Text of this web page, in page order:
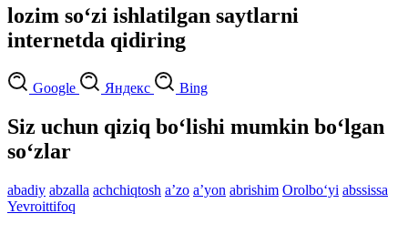
lozim so‘zi ishlatilgan saytlarni
internetda qidiring
Google Яндекс Bing
Siz uchun qiziq bo‘lishi mumkin bo‘lgan
so‘zlar
abadiy abzalla achchiqtosh aʼzo aʼyon abrishim Orolbo‘yi abssissa
Yevroittifoq